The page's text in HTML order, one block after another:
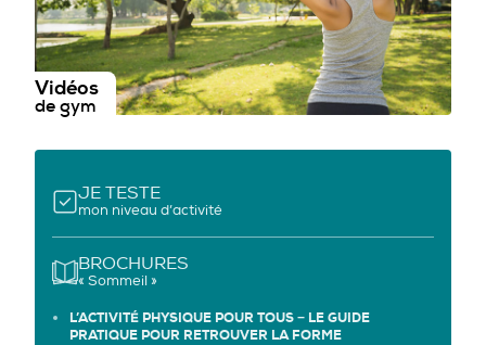
Vidéos
de gym
JE TESTE
mon niveau d’activité
BROCHURES
« Sommeil »
L’ACTIVITÉ PHYSIQUE POUR TOUS − LE GUIDE
PRATIQUE POUR RETROUVER LA FORME